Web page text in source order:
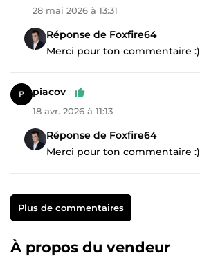
28 mai 2026 à 13:31
Réponse de Foxfire64
Merci pour ton commentaire :)
piacov
18 avr. 2026 à 11:13
Réponse de Foxfire64
Merci pour ton commentaire :)
Plus de commentaires
À propos du vendeur